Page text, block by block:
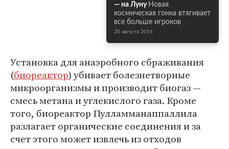
Новая
космическая гонка втягивает
все больше игроков
20 августа 2014
Установка для анаэробного сбраживания
(биореактор) убивает болезнетворные
микроорганизмы и производит биогаз —
смесь метана и углекислого газа. Кроме
того, биореактор Пулламманаппаллила
разлагает органические соединения и за
счет этого может извлечь из отходов